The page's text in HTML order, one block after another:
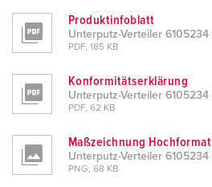
Produktinfoblatt
Unterputz-Verteiler 6105234
PDF, 185 KB
Konformitätserklärung
Unterputz-Verteiler 6105234
PDF, 62 KB
Maßzeichnung Hochformat
Unterputz-Verteiler 6105234
PNG, 68 KB